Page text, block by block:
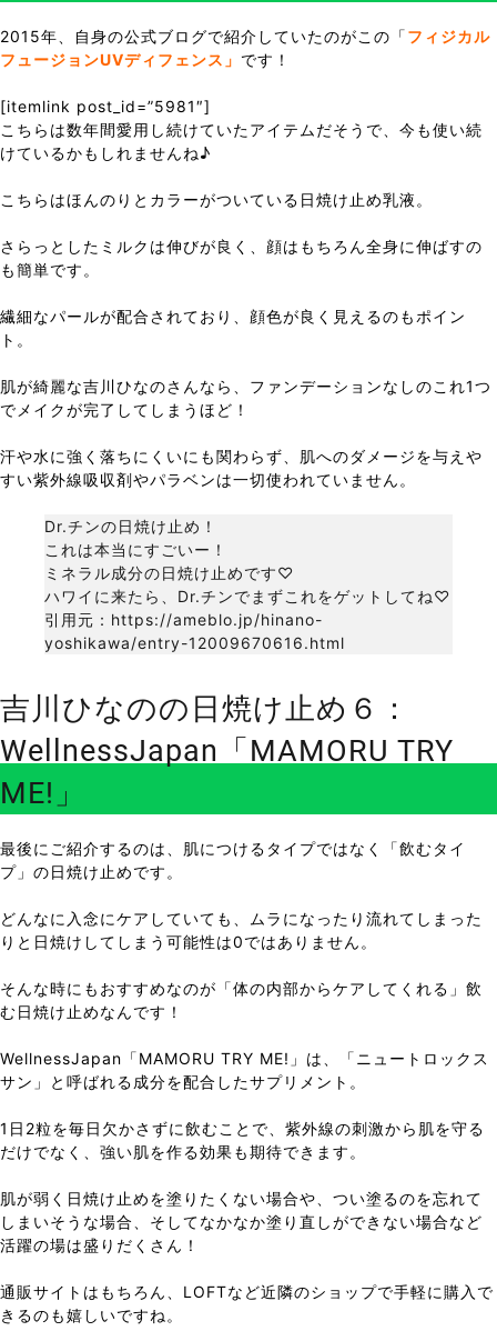
2015年、自身の公式ブログで紹介していたのがこの「フィジカル
フュージョンUVディフェンス」 です！
[itemlink post_id=”5981″]
こちらは数年間愛用し続けていたアイテムだそうで、今も使い続
けているかもしれませんね♪
こちらはほんのりとカラーがついている日焼け止め乳液。
さらっとしたミルクは伸びが良く、顔はもちろん全身に伸ばすの
も簡単です。
繊細なパールが配合されており、顔色が良く見えるのもポイン
ト。
肌が綺麗な吉川ひなのさんなら、ファンデーションなしのこれ1つ
でメイクが完了してしまうほど！
汗や水に強く落ちにくいにも関わらず、肌へのダメージを与えや
すい紫外線吸収剤やパラベンは一切使われていません。
Dr.チンの日焼け止め！
これは本当にすごいー！
ミネラル成分の日焼け止めです♡
ハワイに来たら、Dr.チンでまずこれをゲットしてね♡
引用元：https://ameblo.jp/hinano-
yoshikawa/entry-12009670616.html
吉川ひなのの日焼け止め６：
WellnessJapan「MAMORU TRY
ME!」
最後にご紹介するのは、肌につけるタイプではなく「飲むタイ
プ」の日焼け止めです。
どんなに入念にケアしていても、ムラになったり流れてしまった
りと日焼けしてしまう可能性は0ではありません。
そんな時にもおすすめなのが「体の内部からケアしてくれる」飲
む日焼け止めなんです！
WellnessJapan「MAMORU TRY ME!」は、「ニュートロックス
サン」と呼ばれる成分を配合したサプリメント。
1日2粒を毎日欠かさずに飲むことで、紫外線の刺激から肌を守る
だけでなく、強い肌を作る効果も期待できます。
肌が弱く日焼け止めを塗りたくない場合や、つい塗るのを忘れて
しまいそうな場合、そしてなかなか塗り直しができない場合など
活躍の場は盛りだくさん！
通販サイトはもちろん、LOFTなど近隣のショップで手軽に購入で
きるのも嬉しいですね。